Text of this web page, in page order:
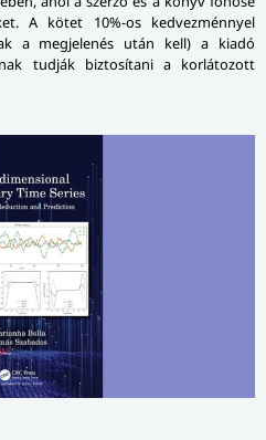
A kötet 10%-os kedvezménnyel
a megjelenés után kell) a kiadó
tudják biztosítani a korlátozott